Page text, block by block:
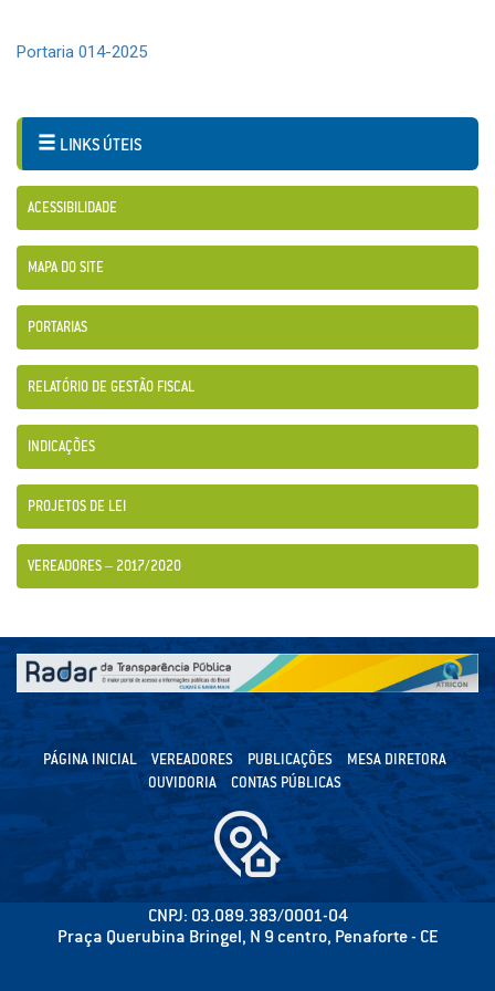
Portaria 014-2025
LINKS ÚTEIS
ACESSIBILIDADE
MAPA DO SITE
PORTARIAS
RELATÓRIO DE GESTÃO FISCAL
INDICAÇÕES
PROJETOS DE LEI
VEREADORES – 2017/2020
PÁGINA INICIAL VEREADORES PUBLICAÇÕES
MESA DIRETORA
OUVIDORIA
CONTAS PÚBLICAS
CNPJ: 03.089.383/0001-04
Praça Querubina Bringel, N 9 centro, Penaforte - CE